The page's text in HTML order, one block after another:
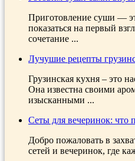
Приготовление суши —
показаться на первый
сочетание ...
Лучушие рецепты
Грузинская кухня – это
Она известна своими
изысканными ...
Сеты для вечеринок: что
Добро пожаловать в
сетей и вечеринок, где